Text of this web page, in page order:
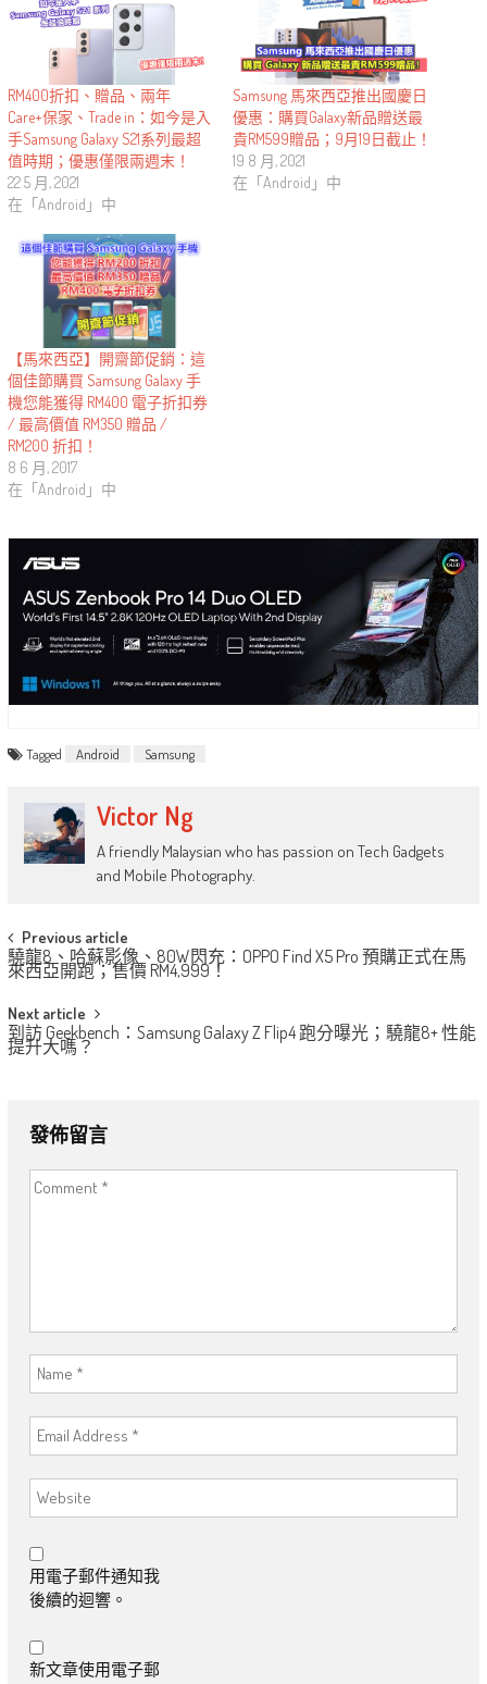
RM400折扣、贈品、兩年
Care+保家、Trade in：如今是入
手Samsung Galaxy S21系列最超
值時期；優惠僅限兩週末！
22 5 月, 2021
在「Android」中
Samsung 馬來西亞推出國慶日
優惠：購買Galaxy新品贈送最
貴RM599贈品；9月19日截止！
19 8 月, 2021
在「Android」中
【馬來西亞】開齋節促銷：這
個佳節購買 Samsung Galaxy 手
機您能獲得 RM400 電子折扣券
/ 最高價值 RM350 贈品 /
RM200 折扣！
8 6 月, 2017
在「Android」中
Tagged Android Samsung
Victor Ng
A friendly Malaysian who has passion on Tech Gadgets
and Mobile Photography.
Post
navigation
Previous article
驍龍8、哈蘇影像、80W閃充：OPPO Find X5 Pro 預購正式在馬
來西亞開跑；售價 RM4,999！
Next article
到訪 Geekbench：Samsung Galaxy Z Flip4 跑分曝光；驍龍8+ 性能
提升大嗎？
發佈留言
用電子郵件通知我
後續的迴響。
新文章使用電子郵